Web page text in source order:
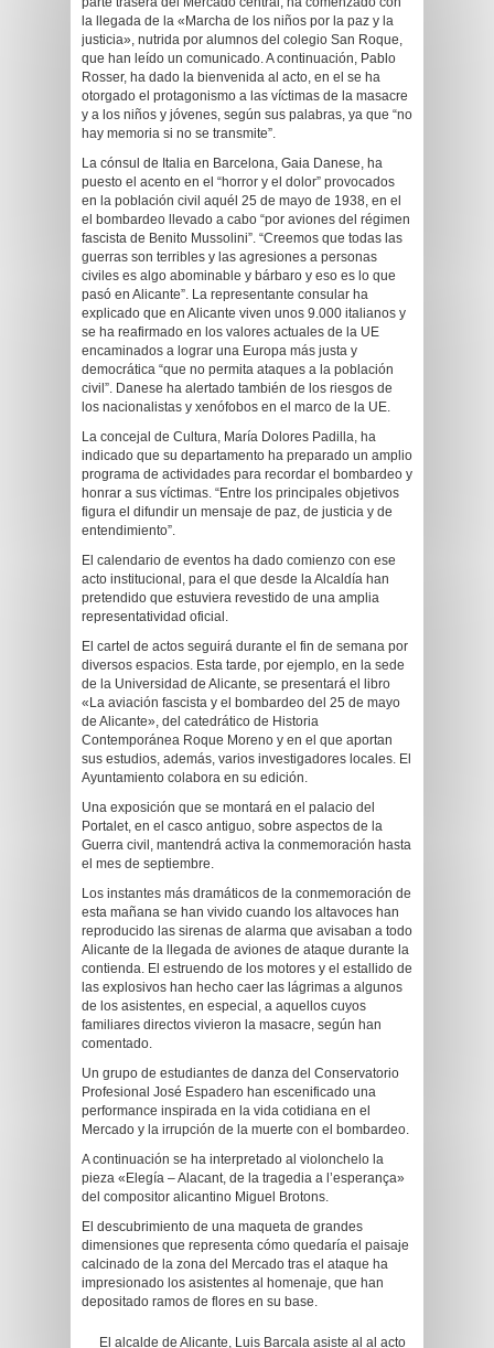
la llegada de la «Marcha de los niños por la paz y la
justicia», nutrida por alumnos del colegio San Roque,
que han leído un comunicado. A continuación, Pablo
Rosser, ha dado la bienvenida al acto, en el se ha
otorgado el protagonismo a las víctimas de la masacre
y a los niños y jóvenes, según sus palabras, ya que “no
hay memoria si no se transmite”.
La cónsul de Italia en Barcelona, Gaia Danese, ha
puesto el acento en el “horror y el dolor” provocados
en la población civil aquél 25 de mayo de 1938, en el
el bombardeo llevado a cabo “por aviones del régimen
fascista de Benito Mussolini”. “Creemos que todas las
guerras son terribles y las agresiones a personas
civiles es algo abominable y bárbaro y eso es lo que
pasó en Alicante”. La representante consular ha
explicado que en Alicante viven unos 9.000 italianos y
se ha reafirmado en los valores actuales de la UE
encaminados a lograr una Europa más justa y
democrática “que no permita ataques a la población
civil”. Danese ha alertado también de los riesgos de
los nacionalistas y xenófobos en el marco de la UE.
La concejal de Cultura, María Dolores Padilla, ha
indicado que su departamento ha preparado un amplio
programa de actividades para recordar el bombardeo y
honrar a sus víctimas. “Entre los principales objetivos
figura el difundir un mensaje de paz, de justicia y de
entendimiento”.
El calendario de eventos ha dado comienzo con ese
acto institucional, para el que desde la Alcaldía han
pretendido que estuviera revestido de una amplia
representatividad oficial.
El cartel de actos seguirá durante el fin de semana por
diversos espacios. Esta tarde, por ejemplo, en la sede
de la Universidad de Alicante, se presentará el libro
«La aviación fascista y el bombardeo del 25 de mayo
de Alicante», del catedrático de Historia
Contemporánea Roque Moreno y en el que aportan
sus estudios, además, varios investigadores locales. El
Ayuntamiento colabora en su edición.
Una exposición que se montará en el palacio del
Portalet, en el casco antiguo, sobre aspectos de la
Guerra civil, mantendrá activa la conmemoración hasta
el mes de septiembre.
Los instantes más dramáticos de la conmemoración de
esta mañana se han vivido cuando los altavoces han
reproducido las sirenas de alarma que avisaban a todo
Alicante de la llegada de aviones de ataque durante la
contienda. El estruendo de los motores y el estallido de
las explosivos han hecho caer las lágrimas a algunos
de los asistentes, en especial, a aquellos cuyos
familiares directos vivieron la masacre, según han
comentado.
Un grupo de estudiantes de danza del Conservatorio
Profesional José Espadero han escenificado una
performance inspirada en la vida cotidiana en el
Mercado y la irrupción de la muerte con el bombardeo.
A continuación se ha interpretado al violonchelo la
pieza «Elegía – Alacant, de la tragedia a l’esperança»
del compositor alicantino Miguel Brotons.
El descubrimiento de una maqueta de grandes
dimensiones que representa cómo quedaría el paisaje
calcinado de la zona del Mercado tras el ataque ha
impresionado los asistentes al homenaje, que han
depositado ramos de flores en su base.
El alcalde de Alicante, Luis Barcala asiste al al acto